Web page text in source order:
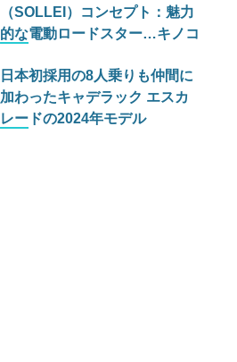
（SOLLEI）コンセプト：魅力
的な電動ロードスター…キノコ
日本初採用の8人乗りも仲間に
加わったキャデラック エスカ
レードの2024年モデル